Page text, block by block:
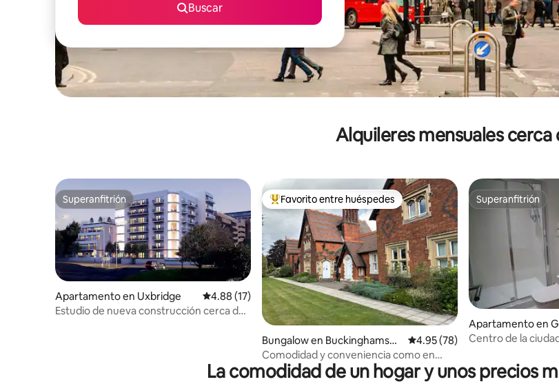
Buscar
Alquileres mensuales cerca
Superanfitrión
Superanfitrión
Apartamento en Uxbridge Calificación promedio: 4.88 de 5, 17 reseñas
4.88 (17)
Estudio de nueva construcción cerca de
Favorito entre huéspedes preferido
Favorito entre huéspedes
Bungalow en Buckinghamshir
e
Calificación promedio: 4.95 de
4.95 (78)
Comodidad y conveniencia como en
casa.
Superanfitrión
Superanfitrión
Apartamento en
ross
Centro de la
La comodidad de un hogar y unos precios